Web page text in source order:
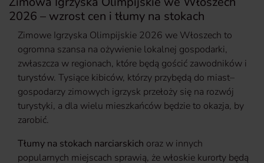
2026 – wzrost cen i tłumy na stokach
Zimowe Igrzyska Olimpijskie 2026 we Włoszech to
ogromna szansa na ożywienie lokalnej gospodarki,
zwłaszcza w regionach, które będą gościć zawodników i
turystów. Tysiące kibiców, którzy przybędą do miast–
gospodarzy zimowych igrzysk przełoży się na rozwój
turystyki, a dla wielu mieszkańców będzie to okazja, by
zarobić.
Tłumy na stokach narciarskich oraz w innych
popularnych miejscach sprawią, że włoskie kurorty będą